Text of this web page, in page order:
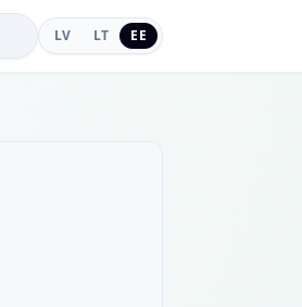
LV LT EE